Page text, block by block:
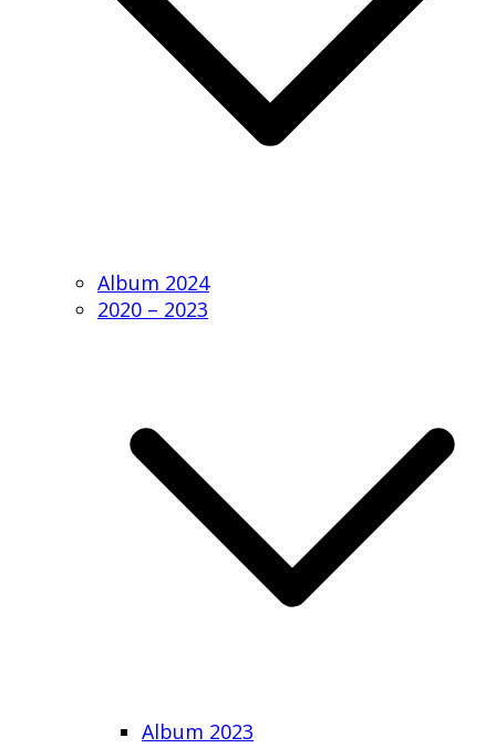
Album 2024
2020 – 2023
Album 2023